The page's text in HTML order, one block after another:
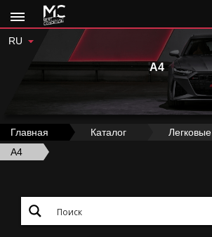
RU
A4
Главная › Каталог Легковые
A4